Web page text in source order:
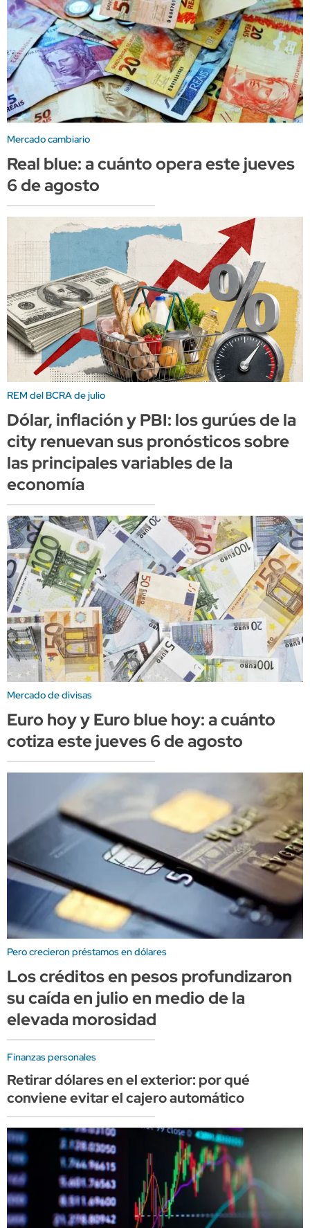
Mercado cambiario
Real blue: a cuánto opera este jueves
6 de agosto
REM del BCRA de julio
Dólar, inflación y PBI: los gurúes de la
city renuevan sus pronósticos sobre
las principales variables de la
economía
Mercado de divisas
Euro hoy y Euro blue hoy: a cuánto
cotiza este jueves 6 de agosto
Pero crecieron préstamos en dólares
Los créditos en pesos profundizaron
su caída en julio en medio de la
elevada morosidad
Finanzas personales
Retirar dólares en el exterior: por qué
conviene evitar el cajero automático